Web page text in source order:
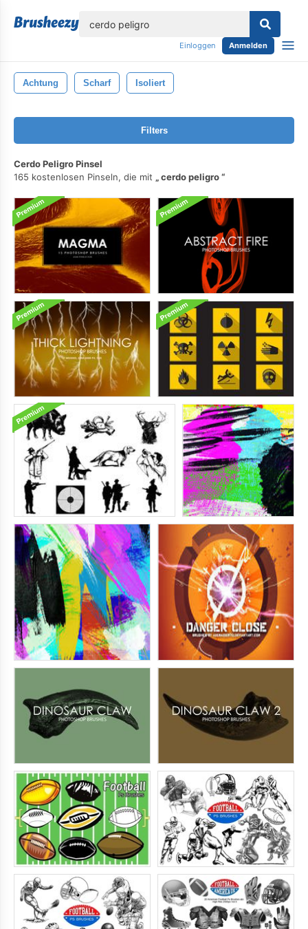
Einloggen Anmelden
Achtung Scharf Isoliert
Filters
Cerdo Peligro Pinsel
165 kostenlosen Pinseln, die mit
cerdo peligro